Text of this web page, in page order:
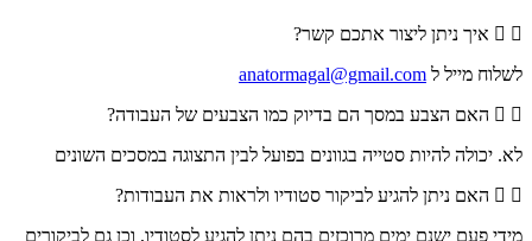
איך ניתן ליצור אתכם קשר?
לשלוח מייל ל anatormagal@gmail.com
האם הצבע במסך הם בדיוק כמו הצבעים של העבודה?
לא. יכולה להיות סטייה בגוונים בפועל לבין התצוגה במסכים השונים
האם ניתן להגיע לביקור סטודיו ולראות את העבודות?
מידי פעם ישנם ימים מרוכזים בהם ניתן להגיע לסטודיו, וכן גם לביקורים